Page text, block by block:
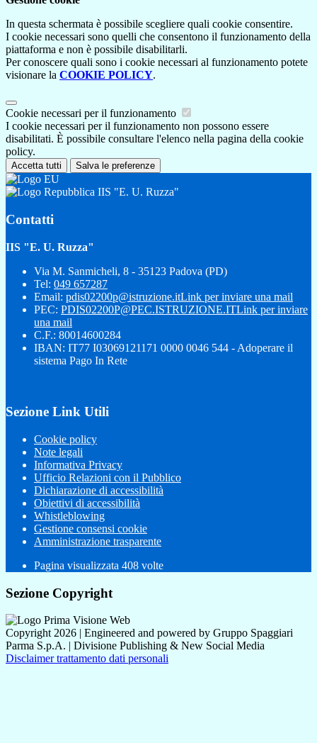
In questa schermata è possibile scegliere quali cookie consentire.
I cookie necessari sono quelli che consentono il funzionamento della
piattaforma e non è possibile disabilitarli.
Per conoscere quali sono i cookie necessari al funzionamento potete
visionare la COOKIE POLICY.
Cookie necessari per il funzionamento
I cookie necessari per il funzionamento non possono essere
disabilitati. È possibile consultare l'elenco nella pagina della cookie
policy.
Accetta tutti Salva le preferenze
IIS "E. U. Ruzza"
Contatti
IIS "E. U. Ruzza"
Via M. Sanmicheli, 8 - 35123 Padova (PD)
Tel: 049 657287
Email: pdis02200p@istruzione.itLink per inviare una mail
PEC: PDIS02200P@PEC.ISTRUZIONE.ITLink per inviare
una mail
C.F.: 80014600284
IBAN: IT77 I03069121171 0000 0046 544 - Adoperare il
sistema Pago In Rete
Sezione Link Utili
Cookie policy
Note legali
Informativa Privacy
Ufficio Relazioni con il Pubblico
Dichiarazione di accessibilità
Obiettivi di accessibilità
Whistleblowing
Gestione consensi cookie
Amministrazione trasparente
Pagina visualizzata 408 volte
Sezione Copyright
Copyright 2026 | Engineered and powered by Gruppo Spaggiari
Parma S.p.A. | Divisione Publishing & New Social Media
Disclaimer trattamento dati personali